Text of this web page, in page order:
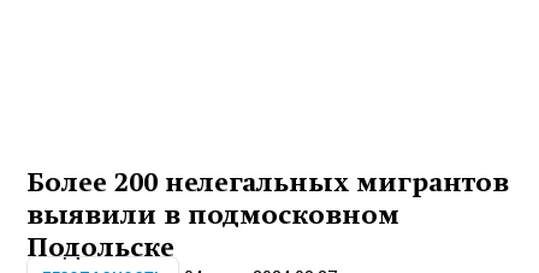
Более 200 нелегальных мигрантов
выявили в подмосковном
Подольске